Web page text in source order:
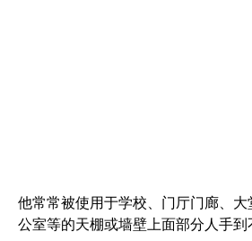
他常常被使用于学校、门厅门廊、
公室等的天棚或墙壁上面部分人手到